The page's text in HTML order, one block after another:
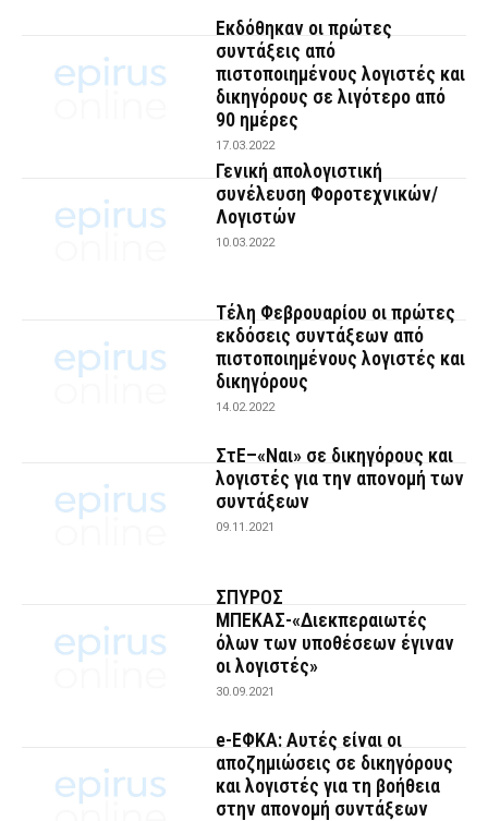
Εκδόθηκαν οι πρώτες
συντάξεις από
πιστοποιημένους λογιστές και
δικηγόρους σε λιγότερο από
90 ημέρες
17.03.2022
Γενική απολογιστική
συνέλευση Φοροτεχνικών/
Λογιστών
10.03.2022
Τέλη Φεβρουαρίου οι πρώτες
εκδόσεις συντάξεων από
πιστοποιημένους λογιστές και
δικηγόρους
14.02.2022
ΣτΕ–«Ναι» σε δικηγόρους και
λογιστές για την απονομή των
συντάξεων
09.11.2021
ΣΠΥΡΟΣ
ΜΠΕΚΑΣ-«Διεκπεραιωτές
όλων των υποθέσεων έγιναν
οι λογιστές»
30.09.2021
e-ΕΦΚΑ: Αυτές είναι οι
αποζημιώσεις σε δικηγόρους
και λογιστές για τη βοήθεια
στην απονομή συντάξεων